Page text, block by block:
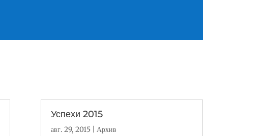
Успехи 2015
авг. 29, 2015| Архив